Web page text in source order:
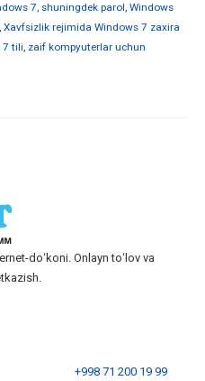
7, shuningdek parol, Windows
, Xavfsizlik rejimida Windows 7 zaxira
7 tili, zaif kompyuterlar uchun
doʻkoni. Onlayn toʻlov va
+998 71 200 19 99